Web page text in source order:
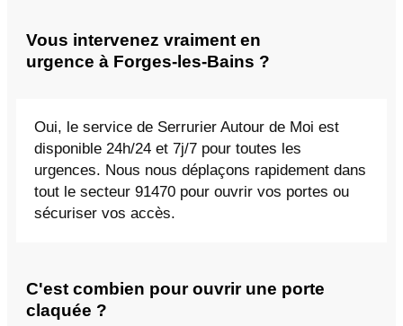
Vous intervenez vraiment en
urgence à Forges-les-Bains ?
Oui, le service de Serrurier Autour de Moi est
disponible 24h/24 et 7j/7 pour toutes les
urgences. Nous nous déplaçons rapidement dans
tout le secteur 91470 pour ouvrir vos portes ou
sécuriser vos accès.
C'est combien pour ouvrir une porte
claquée ?